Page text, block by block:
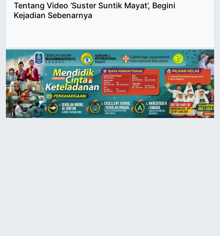
Tentang Video ‘Suster Suntik Mayat’, Begini
Kejadian Sebenarnya